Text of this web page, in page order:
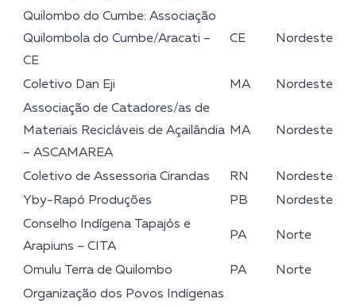
Quilombo do Cumbe: Associação
Quilombola do Cumbe/Aracati –
CE
CE Nordeste
Coletivo Dan Eji MA
Nordeste
Associação de Catadores/as de
Materiais Recicláveis de Açailândia
– ASCAMAREA
MA Nordeste
Coletivo de Assessoria Cirandas RN
Nordeste
Yby-Rapó Produções
PB
Nordeste
Conselho Indígena Tapajós e
Arapiuns – CITA
PA Norte
Omulu Terra de Quilombo PA
Norte
Organização dos Povos Indígenas